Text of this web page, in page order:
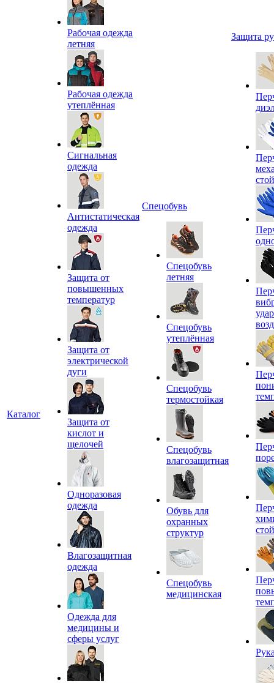
Каталог
Рабочая одежда
летняя
Рабочая одежда
утеплённая
Сигнальная
одежда
Антистатическая
одежда
Защита от
повышенных
температур
Защита от
электрической
дуги
Защита от
кислот и
щелочей
Одноразовая
одежда
Влагозащитная
одежда
Одежда для
медицины и
сферы услуг
Спецобувь
Спецобувь
летняя
Спецобувь
утеплённая
Спецобувь
термостойкая
Спецобувь
влагозащитная
Обувь для
охранных
структур
Спецобувь
медицинская
Защита